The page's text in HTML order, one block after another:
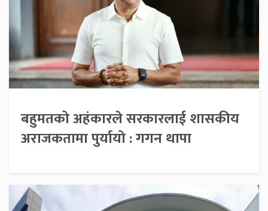
बहुमतको अहंकारले सरकारलाई शासकीय
अराजकतामा पुर्यायो : गगन थापा